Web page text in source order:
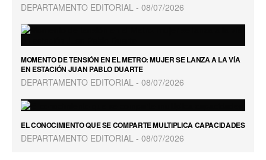
DEPARTAMENTO EDITORIAL 08/07/2026
MOMENTO DE TENSIÓN EN EL METRO: MUJER SE LANZA A LA VÍA
EN ESTACIÓN JUAN PABLO DUARTE
DEPARTAMENTO EDITORIAL 08/07/2026
EL CONOCIMIENTO QUE SE COMPARTE MULTIPLICA CAPACIDADES
DEPARTAMENTO EDITORIAL 08/07/2026